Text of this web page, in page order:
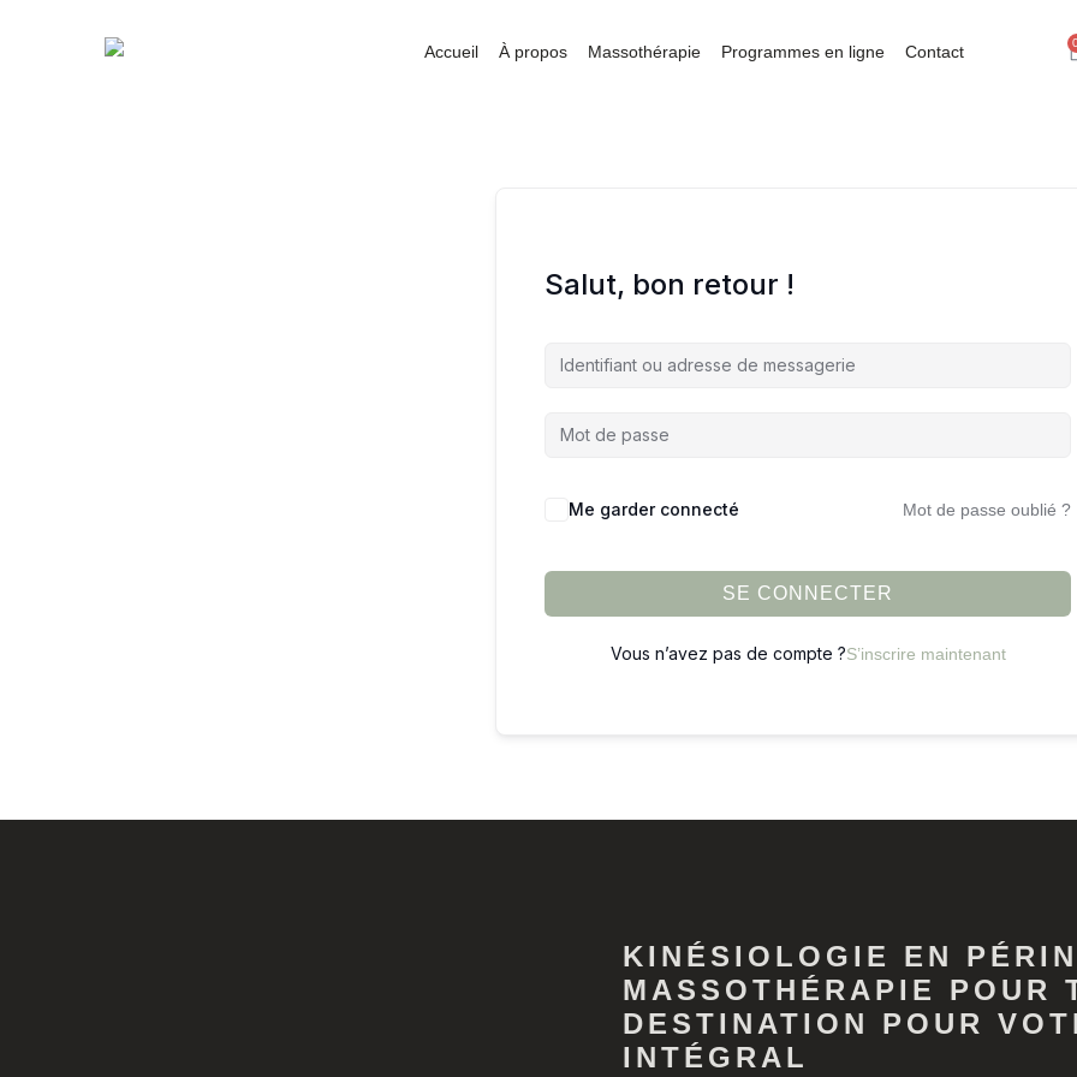
Accueil À propos Massothérapie Programmes en ligne Contact
Salut, bon retour !
Me garder connecté Mot de passe oublié ?
SE CONNECTER
Vous n’avez pas de compte ?S’inscrire maintenant
KINÉSIOLOGIE EN
MASSOTHÉRAPIE POUR
DESTINATION POUR
INTÉGRAL